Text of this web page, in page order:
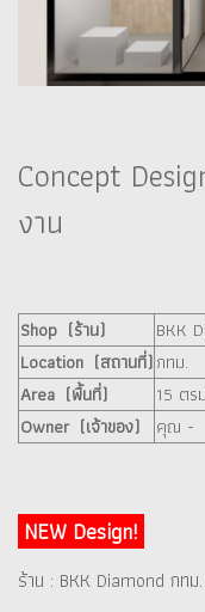
Concept
งาน
Shop (ร้าน)
BKK
Location (สถานที่)กทม.
Area (พื้นที่)
15 ตร
Owner (เจ้าของ)
คุณ -
NEW Design!
ร้าน : BKK Diamond กท